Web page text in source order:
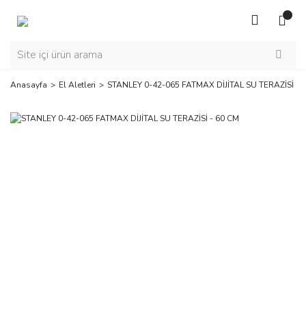
Anasayfa El Aletleri STANLEY 0-42-065 FATMAX DİJİTAL SU TERAZİSİ -